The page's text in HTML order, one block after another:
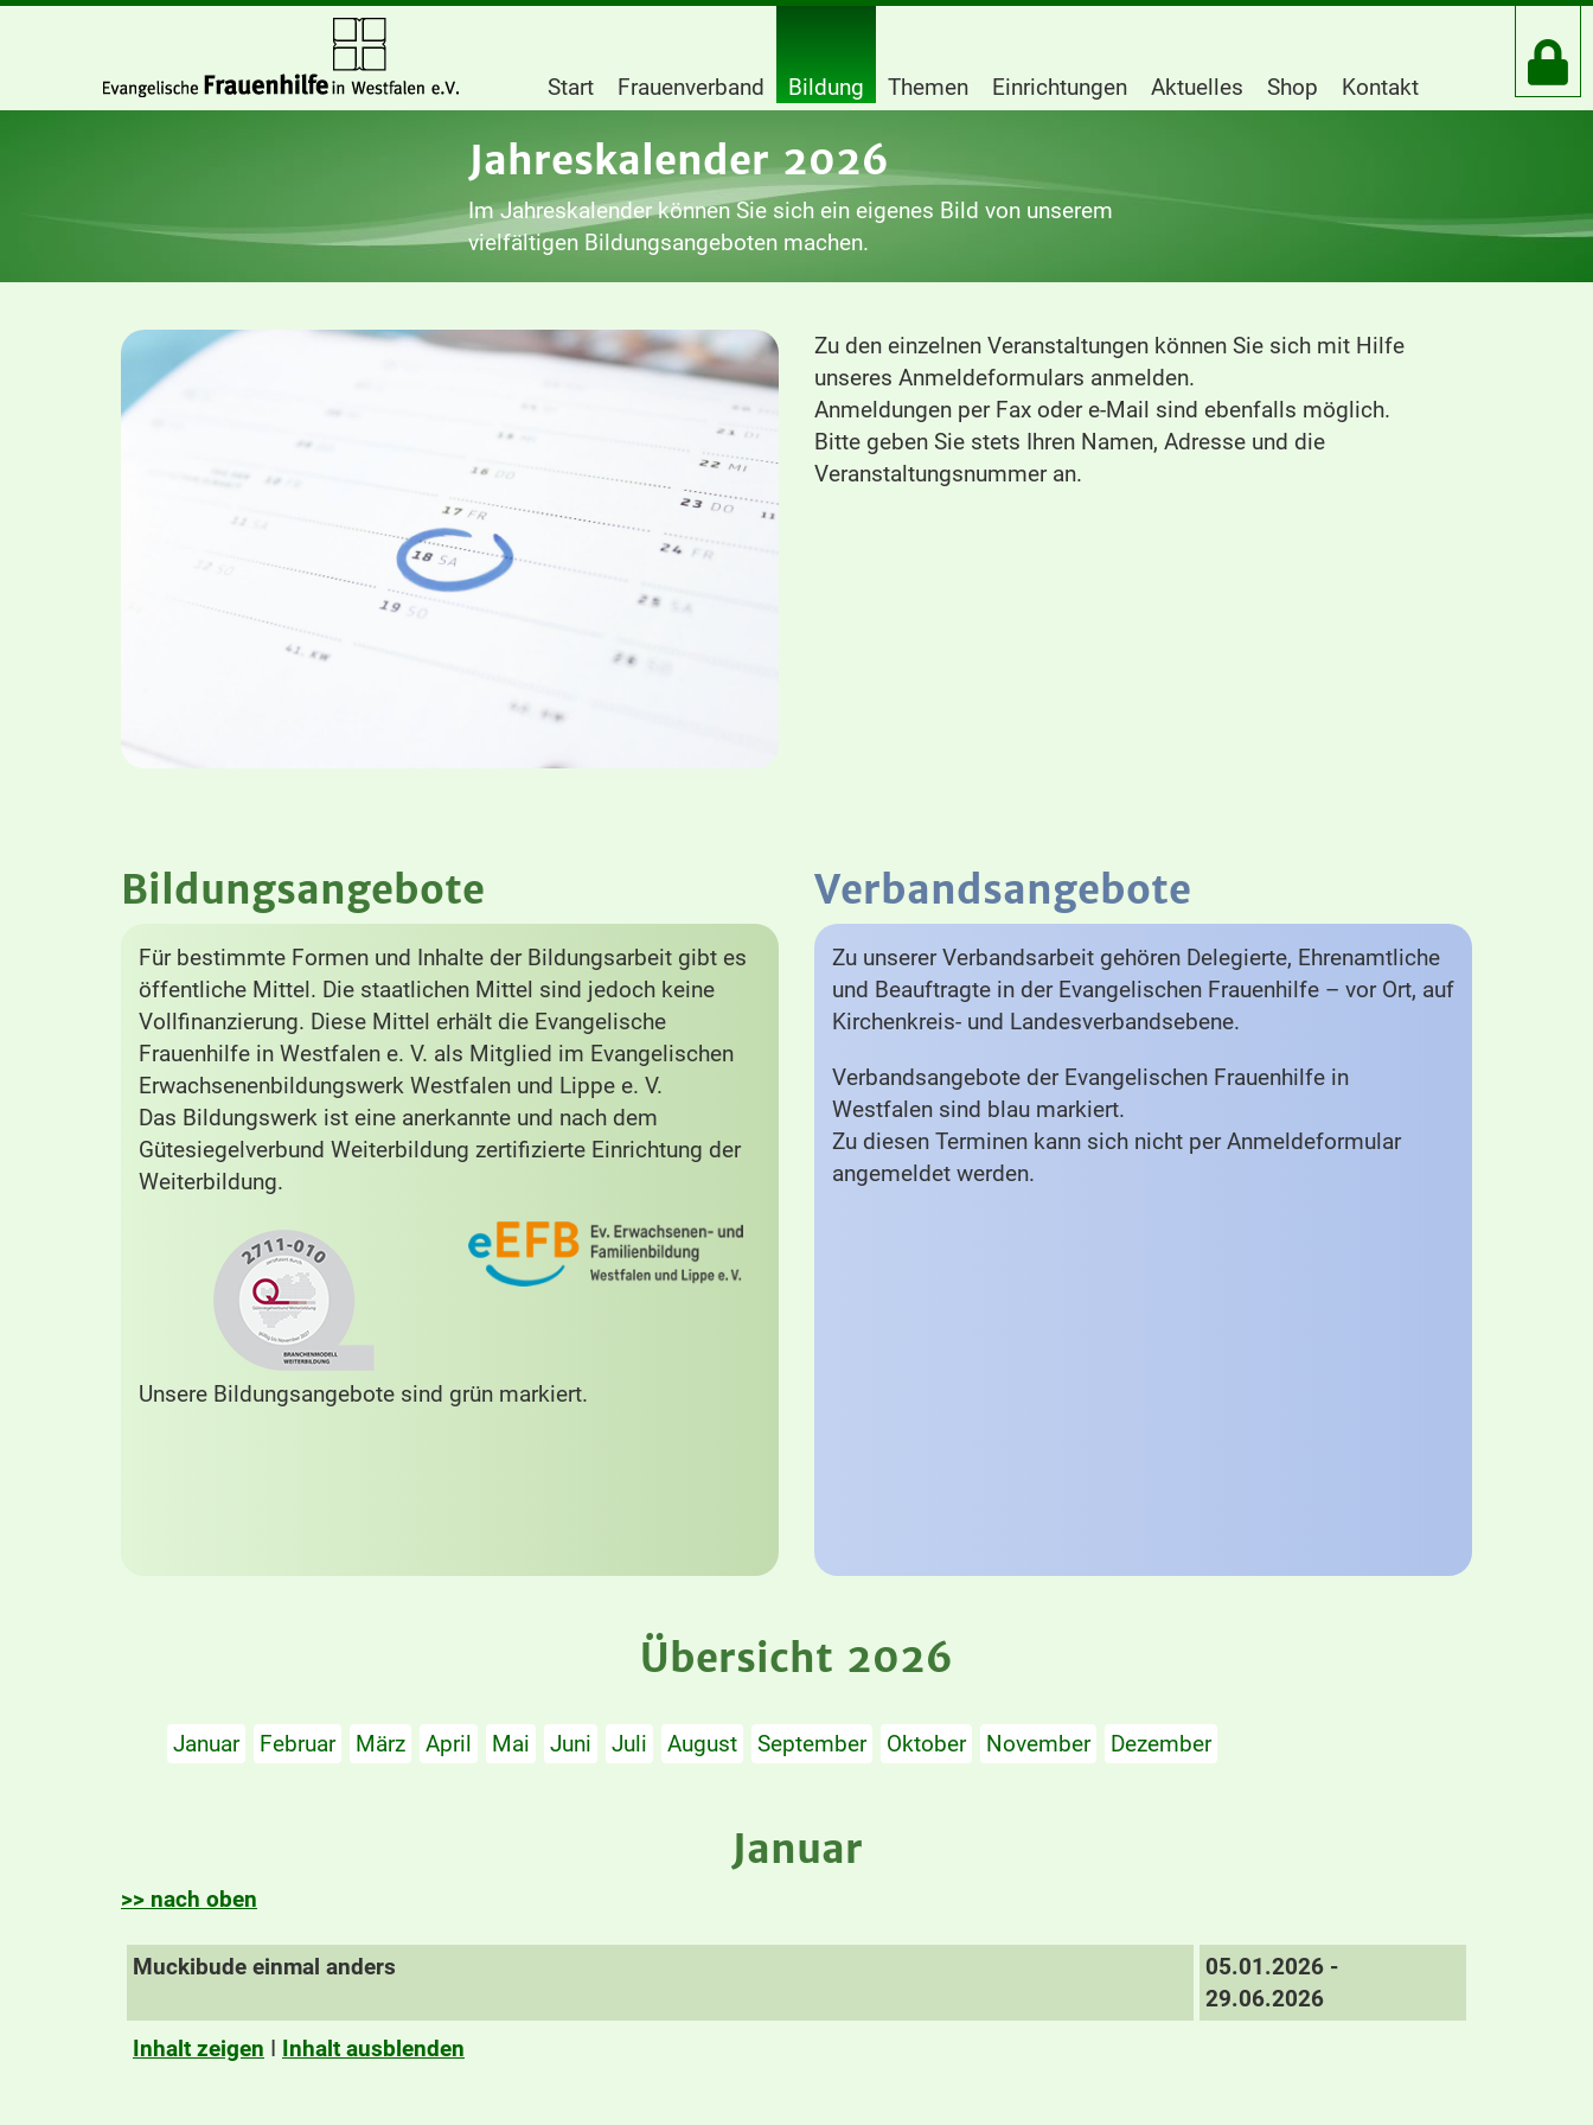
Start Frauenverband Bildung Themen Einrichtungen Aktuelles Shop Kontakt
Jahreskalender 2026
Im Jahreskalender können Sie sich ein eigenes Bild von unserem
vielfältigen Bildungsangeboten machen.
Zu den einzelnen Veranstaltungen können Sie sich mit Hilfe
unseres Anmeldeformulars anmelden.
Anmeldungen per Fax oder e-Mail sind ebenfalls möglich.
Bitte geben Sie stets Ihren Namen, Adresse und die
Veranstaltungsnummer an.
Bildungsangebote
Für bestimmte Formen und Inhalte der Bildungsarbeit gibt es
öffentliche Mittel. Die staatlichen Mittel sind jedoch keine
Vollfinanzierung. Diese Mittel erhält die Evangelische
Frauenhilfe in Westfalen e. V. als Mitglied im Evangelischen
Erwachsenenbildungswerk Westfalen und Lippe e. V.
Das Bildungswerk ist eine anerkannte und nach dem
Gütesiegelverbund Weiterbildung zertifizierte Einrichtung der
Weiterbildung.
Unsere Bildungsangebote sind grün markiert.
Verbandsangebote
Zu unserer Verbandsarbeit gehören Delegierte, Ehrenamtliche
und Beauftragte in der Evangelischen Frauenhilfe – vor Ort, auf
Kirchenkreis- und Landesverbandsebene.
Verbandsangebote der Evangelischen Frauenhilfe in
Westfalen sind blau markiert.
Zu diesen Terminen kann sich nicht per Anmeldeformular
angemeldet werden.
Übersicht 2026
Januar Februar März April Mai Juni Juli August September Oktober November Dezember
Januar
>> nach oben
Muckibude einmal anders
05.01.2026 -
29.06.2026
Inhalt zeigen I Inhalt ausblenden